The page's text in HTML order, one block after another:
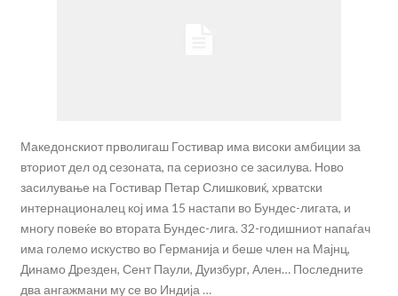
Македонскиот прволигаш Гостивар има високи амбиции за
вториот дел од сезоната, па сериозно се засилува. Ново
засилување на Гостивар Петар Слишковиќ, хрватски
интернационалец кој има 15 настапи во Бундес-лигата, и
многу повеќе во втората Бундес-лига. 32-годишниот напаѓач
има големо искуство во Германија и беше член на Мајнц,
Динамо Дрезден, Сент Паули, Дуизбург, Ален… Последните
два ангажмани му се во Индија …